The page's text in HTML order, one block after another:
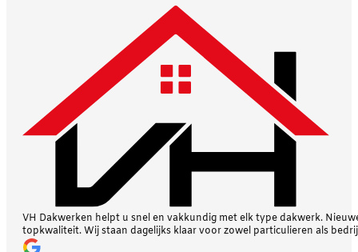
VH Dakwerken helpt u snel en vakkundig met elk type dakwerk.
topkwaliteit. Wij staan dagelijks klaar voor zowel particulieren als